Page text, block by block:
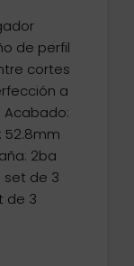
de perfil
cortes
a
Acabado:
52.8mm
2ba
set de 3
de 3